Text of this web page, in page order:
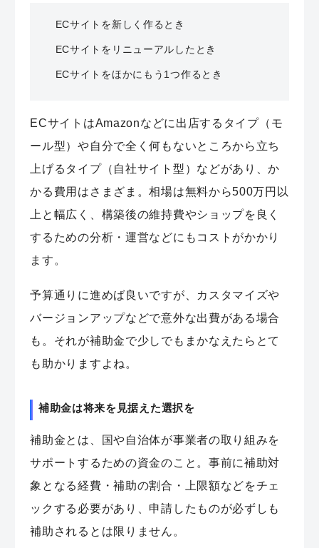
ECサイトを新しく作るとき
ECサイトをリニューアルしたとき
ECサイトをほかにもう1つ作るとき
ECサイトはAmazonなどに出店するタイプ（モ
ール型）や自分で全く何もないところから立ち
上げるタイプ（自社サイト型）などがあり、か
かる費用はさまざま。相場は無料から500万円以
上と幅広く、構築後の維持費やショップを良く
するための分析・運営などにもコストがかかり
ます。
予算通りに進めば良いですが、カスタマイズや
バージョンアップなどで意外な出費がある場合
も。それが補助金で少しでもまかなえたらとて
も助かりますよね。
補助金は将来を見据えた選択を
補助金とは、国や自治体が事業者の取り組みを
サポートするための資金のこと。事前に補助対
象となる経費・補助の割合・上限額などをチェ
ックする必要があり、申請したものが必ずしも
補助されるとは限りません。